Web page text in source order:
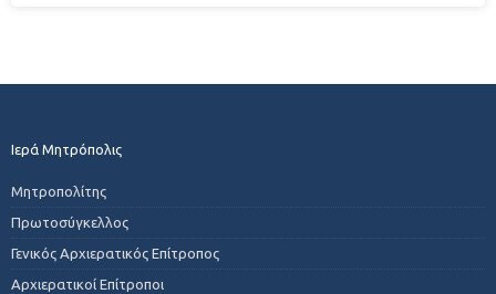
Ιερά Μητρόπολις
Μητροπολίτης
Πρωτοσύγκελλος
Γενικός Αρχιερατικός Επίτροπος
Αρχιερατικοί Επίτροποι